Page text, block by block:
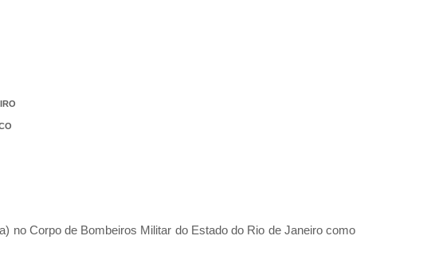
no Corpo de Bombeiros Militar do Estado do Rio de Janeiro como